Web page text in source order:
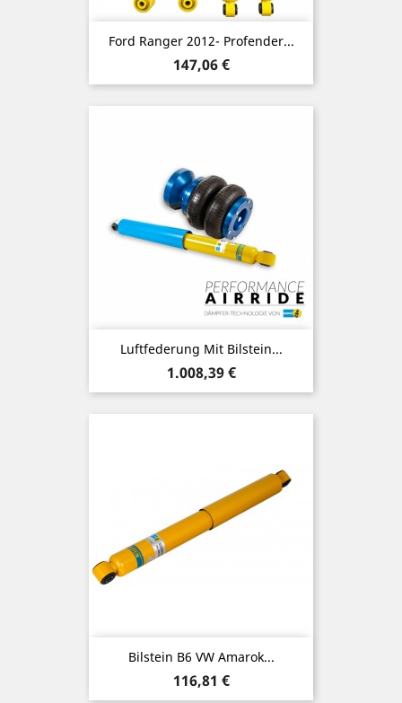
Ford Ranger 2012- Profender...
Preis
147,06 €
Luftfederung Mit Bilstein...
Preis
1.008,39 €
Bilstein B6 VW Amarok...
Preis
116,81 €